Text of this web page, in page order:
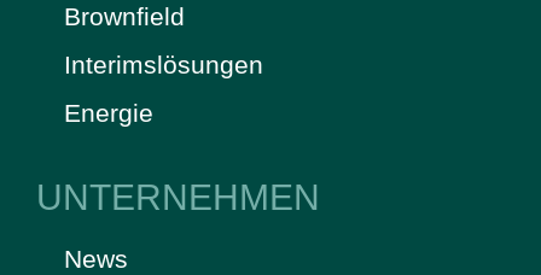
Brownfield
Interimslösungen
Energie
UNTERNEHMEN
News